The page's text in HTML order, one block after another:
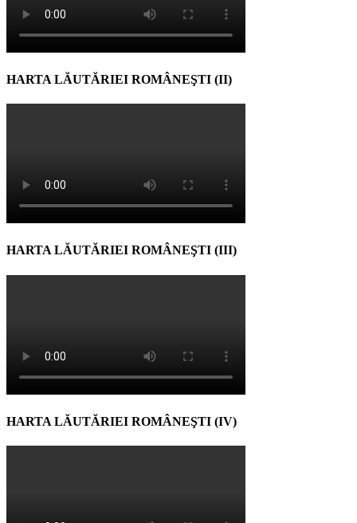
HARTA LĂUTĂRIEI ROMÂNEŞTI (II)
HARTA LĂUTĂRIEI ROMÂNEŞTI (III)
HARTA LĂUTĂRIEI ROMÂNEŞTI (IV)